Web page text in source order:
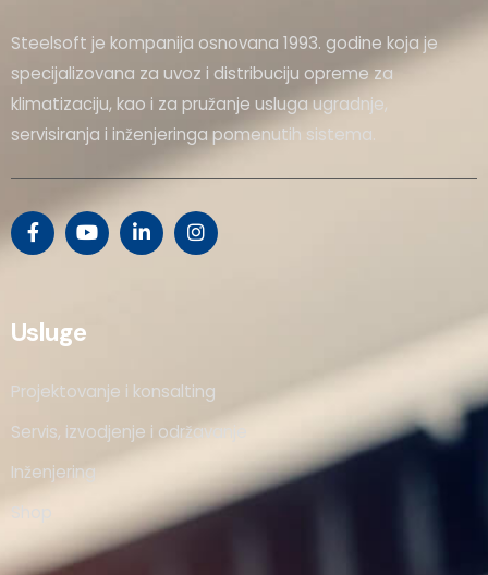
Steelsoft je kompanija osnovana 1993. godine koja je
specijalizovana za uvoz i distribuciju opreme za
klimatizaciju, kao i za pružanje usluga ugradnje,
servisiranja i inženjeringa pomenutih sistema.
Usluge
Projektovanje i konsalting
Servis, izvodjenje i održavanje
Inženjering
Shop